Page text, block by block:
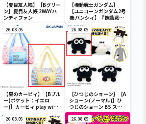
【夏目友人帳】【Bグリー
ン】夏目友人帳 2WAYハ
ンディファン
【機動戦士ガンダム】
【ユニコーンガンダム2号
機 バンシィ】『機動戦士
ーライト-ユニコーンガン
ダム2号機 バンシィ（デ
ストロイモード）-
26.08.05
【星のカービィ】【Bブル
ー(ポケット：イエロ
ー)】カービィ play with
ワドルディ ボストンバッ
グ
26.08.05
【ひつじのショーン】【A
ショーン(ノーマル)】ひ
つじのショーン BS スマ
ホショーンルダー
26.08.05 26.08.05